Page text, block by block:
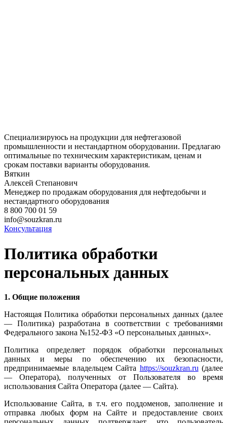
Специализируюсь на продукции для нефтегазовой
промышленности и нестандартном оборудовании. Предлагаю
оптимальные по техническим характеристикам, ценам и
срокам поставки варианты оборудования.
Вяткин
Алексей Степанович
Менеджер по продажам оборудования для нефтедобычи и
нестандартного оборудования
8 800 700 01 59
info@souzkran.ru
Консультация
Политика обработки
персональных данных
1. Общие положения
Настоящая Политика обработки персональных данных (далее
— Политика) разработана в соответствии с требованиями
Федерального закона №152-ФЗ «О персональных данных».
Политика определяет порядок обработки персональных
данных и меры по обеспечению их безопасности,
предпринимаемые владельцем Сайта https://souzkran.ru (далее
— Оператора), полученных от Пользователя во время
использования Сайта Оператора (далее — Сайта).
Использование Сайта, в т.ч. его поддоменов, заполнение и
отправка любых форм на Сайте и предоставление своих